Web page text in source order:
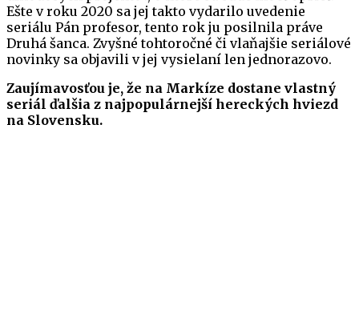
Ešte v roku 2020 sa jej takto vydarilo uvedenie
seriálu Pán profesor, tento rok ju posilnila práve
Druhá šanca. Zvyšné tohtoročné či vlaňajšie seriálové
novinky sa objavili v jej vysielaní len jednorazovo.
Zaujímavosťou je, že na Markíze dostane vlastný
seriál ďalšia z najpopulárnejší hereckých hviezd
na Slovensku.